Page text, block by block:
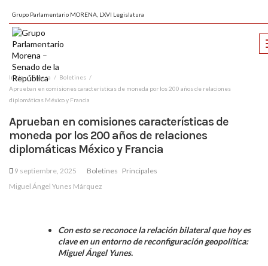
Grupo Parlamentario MORENA, LXVI Legislatura
Inicio Prensa
Boletines
Aprueban en comisiones características de moneda por los 200 años de relaciones
diplomáticas México y Francia
Aprueban en comisiones características de
moneda por los 200 años de relaciones
diplomáticas México y Francia
9 septiembre, 2025 Boletines Principales
Miguel Ángel Yunes Márquez
Con esto se reconoce la relación bilateral que hoy es
clave en un entorno de reconfiguración geopolítica:
Miguel Ángel Yunes.